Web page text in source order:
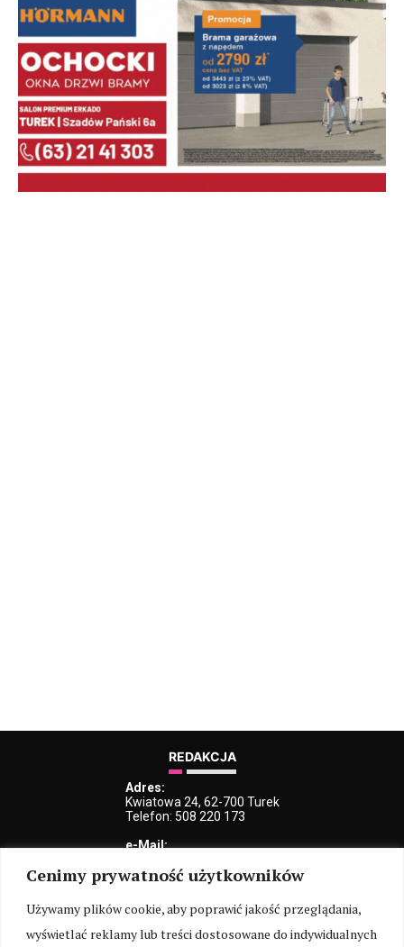
Cenimy prywatność użytkowników
Używamy plików cookie, aby poprawić jakość przeglądania,
wyświetlać reklamy lub treści dostosowane do indywidualnych
REDAKCJA
Adres:
Kwiatowa 24, 62-700 Turek
Telefon: 508 220 173
e-Mail:
redakcja@iturek.net
reklama@iturek.net
MENU